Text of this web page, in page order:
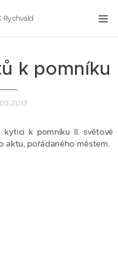
Rychvald
k pomníku
kytici k pomníku II. světové
aktu, pořádaného městem.